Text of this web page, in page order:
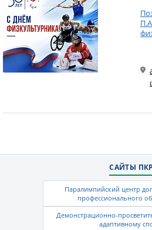
САЙТЫ ПКР
Паралимпийский центр
профессионального
Демонстрационно-
адаптивному